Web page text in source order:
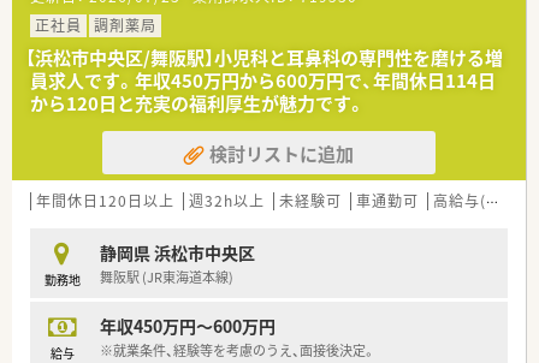
年間休日が「126日相当時間」と業界トップクラスのさくら薬局
では産休・育休の希望取得率も100％！長く働き続けるための環
境づくりを考え、ライフステージに応じた福利厚生をご用意して
います。
また、患者さまへの想いをカタチにする「リトルチャレンジ制
度」では「現場主義」を念頭に、
地域・店舗ごとに異なる患者さまのニーズやスタッフの思いを実
現する取り組みも行っています。
入社後もひとりひとりの薬剤師像に近しい多彩なキャリアステ
ップをご用意しております。
ループ』でご活躍されてみませんか？
■平日は18時までの営業で土曜日は午前中のみの開局となって
おり、仕事終わりの時間も有効に活用できます。
【求人情報について】
■週2日から4日の間で20時間以上の勤務をお願いしており、閉
局時間まで対応できる方を積極的に募集しております。
■1日通しの勤務や午後のみの勤務など、ご自身のライフスタイ
ルに合わせて柔軟にシフトを組むことが可能です。
■これまでのご経験などを考慮した上で時給2,100円からのスタ
【やりがい/おすすめポイント】
■小児科ならではの粉薬やシロップ剤の調剤スキルを磨くこと
■地域医療を支える重要な拠点として、患者様からの「ありがと
う」という感謝の言葉を直接受け取れるのが魅力です。
正社員
調剤薬局
【浜松市中央区/舞阪駅】小児科と耳鼻科の専門性を磨ける増
員求人です。年収450万円から600万円で、年間休日114日
から120日と充実の福利厚生が魅力です。
検討リストに追加
年間休日120日以上 週32h以上 未経験可 車通勤可 高給与(600万円以上)
勤務地
静岡県 浜松市中央区
舞阪駅 (JR東海道本線)
給与
年収450万円～600万円
※就業条件、経験等を考慮のうえ、面接後決定。